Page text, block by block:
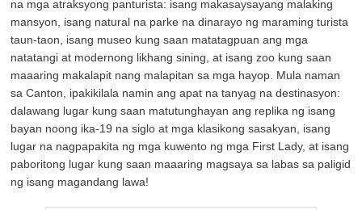
na mga atraksyong panturista: isang makasaysayang malaking
mansyon, isang natural na parke na dinarayo ng maraming turista
taun-taon, isang museo kung saan matatagpuan ang mga
natatangi at modernong likhang sining, at isang zoo kung saan
maaaring makalapit nang malapitan sa mga hayop. Mula naman
sa Canton, ipakikilala namin ang apat na tanyag na destinasyon:
dalawang lugar kung saan matutunghayan ang replika ng isang
bayan noong ika-19 na siglo at mga klasikong sasakyan, isang
lugar na nagpapakita ng mga kuwento ng mga First Lady, at isang
paboritong lugar kung saan maaaring magsaya sa labas sa paligid
ng isang magandang lawa!